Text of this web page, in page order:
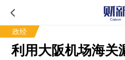
政经
利用大阪机场海关